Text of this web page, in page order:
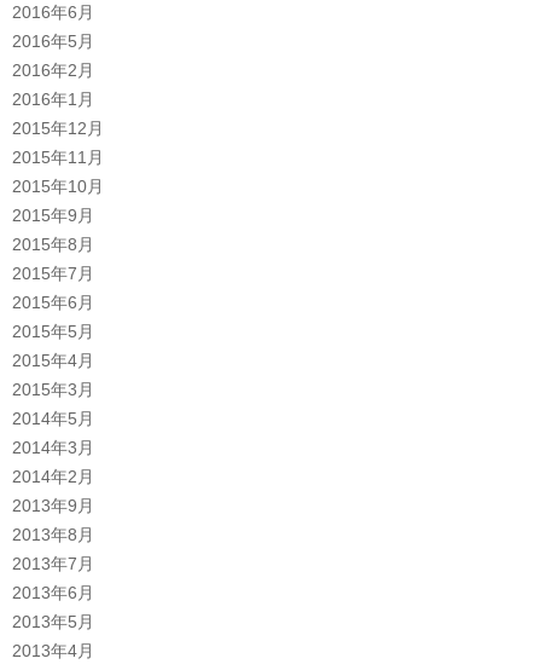
2016年6月
2016年5月
2016年2月
2016年1月
2015年12月
2015年11月
2015年10月
2015年9月
2015年8月
2015年7月
2015年6月
2015年5月
2015年4月
2015年3月
2014年5月
2014年3月
2014年2月
2013年9月
2013年8月
2013年7月
2013年6月
2013年5月
2013年4月